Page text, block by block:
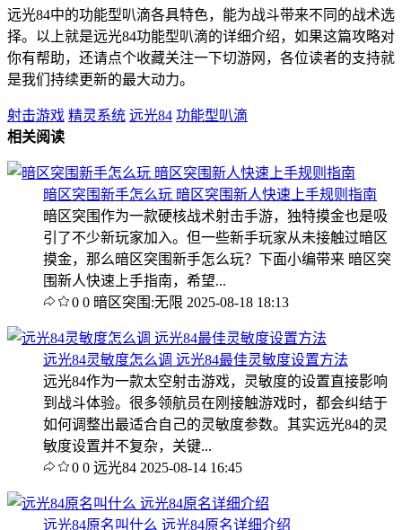
远光84中的功能型叭滴各具特色，能为战斗带来不同的战术选
择。以上就是远光84功能型叭滴的详细介绍，如果这篇攻略对
你有帮助，还请点个收藏关注一下切游网，各位读者的支持就
是我们持续更新的最大动力。
射击游戏 精灵系统 远光84 功能型叭滴
相关阅读
暗区突围新手怎么玩 暗区突围新人快速上手规则指南
暗区突围作为一款硬核战术射击手游，独特摸金也是吸
引了不少新玩家加入。但一些新手玩家从未接触过暗区
摸金，那么暗区突围新手怎么玩？下面小编带来 暗区突
围新人快速上手指南，希望...
0 0 暗区突围:无限 2025-08-18 18:13
远光84灵敏度怎么调 远光84最佳灵敏度设置方法
远光84作为一款太空射击游戏，灵敏度的设置直接影响
到战斗体验。很多领航员在刚接触游戏时，都会纠结于
如何调整出最适合自己的灵敏度参数。其实远光84的灵
敏度设置并不复杂，关键...
0 0 远光84 2025-08-14 16:45
远光84原名叫什么 远光84原名详细介绍